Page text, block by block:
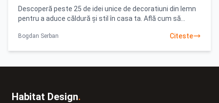
Descoperă peste 25 de idei unice de decoratiuni din lemn
pentru a aduce căldură și stil în casa ta. Află cum să
Bogdan Serban Citeste
Habitat Design.